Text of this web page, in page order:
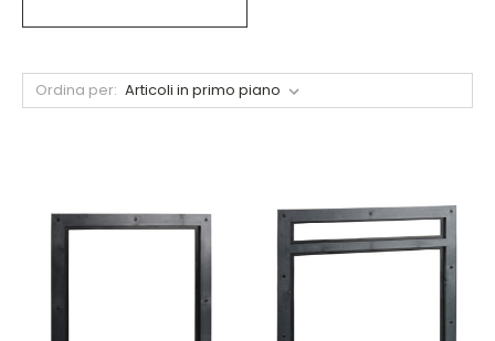
Ordina per: